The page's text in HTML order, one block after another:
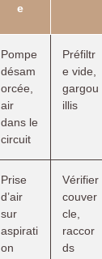
e
Pompe
désam
orcée,
air
dans le
circuit
Préfiltr
e vide,
gargou
illis
Prise
d’air
sur
aspirati
on
Vérifier
couver
cle,
raccor
ds